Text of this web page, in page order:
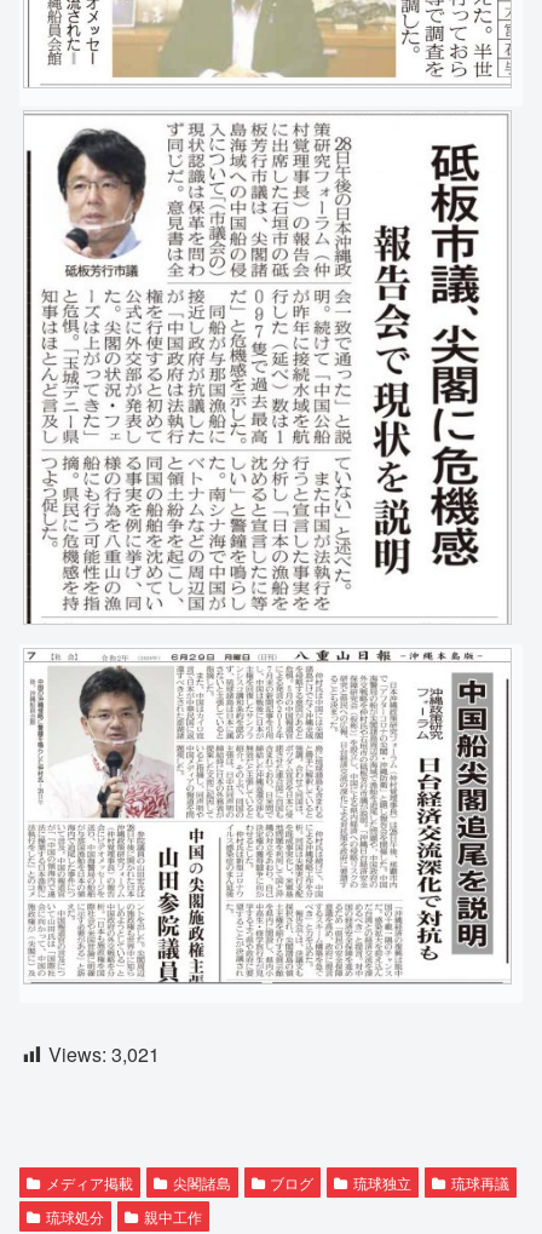
Views: 3,021
メディア掲載 尖閣諸島 ブログ 琉球独立
琉球再議
琉球処分
親中工作